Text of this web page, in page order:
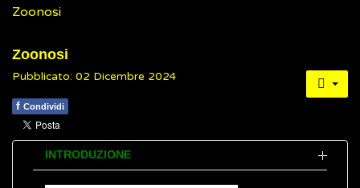
Zoonosi
Zoonosi
Pubblicato: 02 Dicembre 2024
f Condividi
INTRODUZIONE